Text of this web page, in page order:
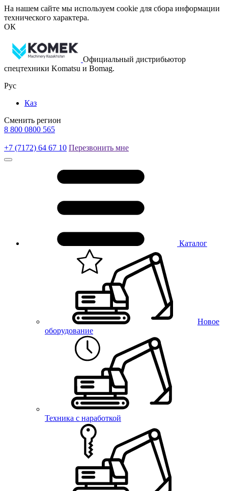
На нашем сайте мы используем cookie для сбора информации
технического характера.
ОК
Официальный дистрибьютор
спецтехники Komatsu и Bomag.
Рус
Каз
Сменить регион
8 800 0800 565
+7 (7172) 64 67 10 Перезвонить мне
Каталог
Новое
оборудование
Техника с наработкой